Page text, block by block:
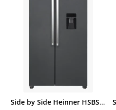
Side by Side Heinner HSBS-HM439NFINVDGWDE++, Total No Frost, Compresor Inverter, Dozator Apa, Display Touch LED, 439 L, Clasa E, Gri Antracit Texturat